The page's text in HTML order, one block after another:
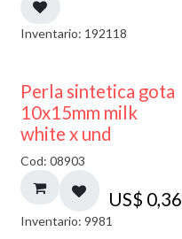
Inventario: 192118
Perla sintetica gota
10x15mm milk
white x und
Cod: 08903
US$ 0,36
Inventario: 9981